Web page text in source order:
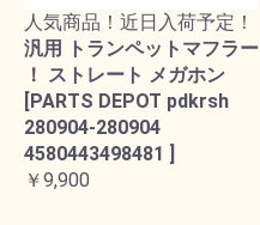
人気商品！近日入荷予定！
汎用 トランペットマフラー
！ ストレート メガホン
[PARTS DEPOT pdkrsh
280904-280904
4580443498481 ]
￥9,900